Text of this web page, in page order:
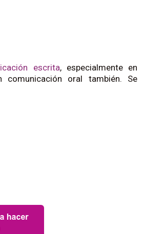
escrita, especialmente en
oral también. Se